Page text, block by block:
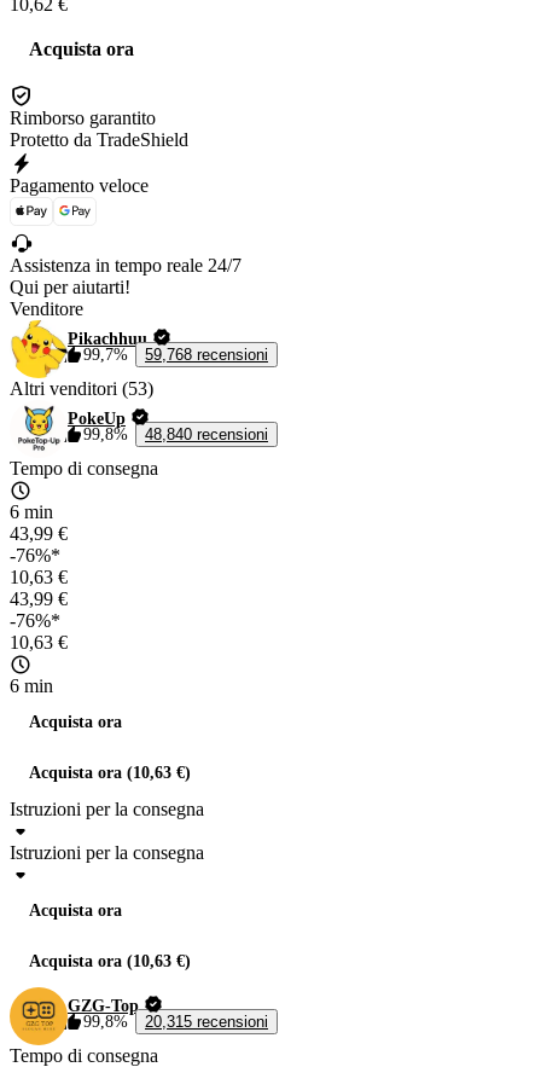
10,62 €
Acquista ora
Rimborso garantito
Protetto da TradeShield
Pagamento veloce
Assistenza in tempo reale 24/7
Qui per aiutarti!
Venditore
Pikachhuu
99,7%
59,768 recensioni
Altri venditori (53)
PokeUp
99,8%
48,840 recensioni
Tempo di consegna
6 min
43,99 €
-76%*
10,63 €
43,99 €
-76%*
10,63 €
6 min
Acquista ora
Acquista ora (10,63 €)
Istruzioni per la consegna
Istruzioni per la consegna
Acquista ora
Acquista ora (10,63 €)
GZG-Top
99,8%
20,315 recensioni
Tempo di consegna